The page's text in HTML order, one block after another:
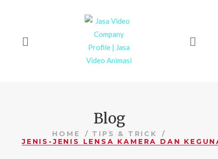
Blog
HOME
TIPS & TRICK
JENIS-JENIS LENSA KAMERA DAN